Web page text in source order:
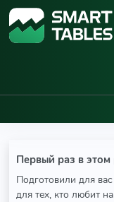
Первый раз в этом
Подготовили для
для тех, кто любит